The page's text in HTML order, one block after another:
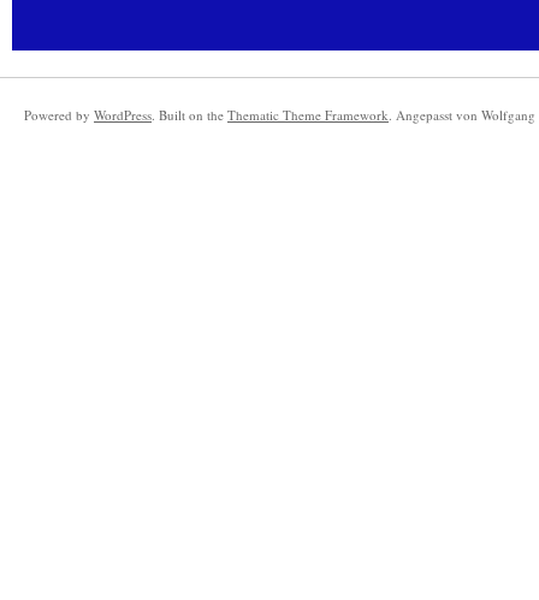
Powered by WordPress. Built on the Thematic Theme Framework. Angepasst von